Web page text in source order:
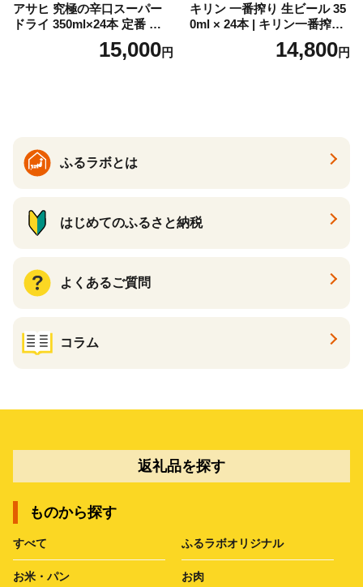
アサヒ 究極の辛口スーパー
ドライ 350ml×24本 定番 ビー
ル 缶ビール 酒 お酒 アルコー
15,000円
キリン 一番搾り 生ビール 35
0ml × 24本 | キリン一番搾り
キリンビール 一番搾り ビー
ル 24缶 きりんいちばんしぼ
14,800円
ふるラボとは
はじめてのふるさと納税
よくあるご質問
コラム
返礼品を探す
ものから探す
すべて ふるラボオリジナル
お米・パン お肉